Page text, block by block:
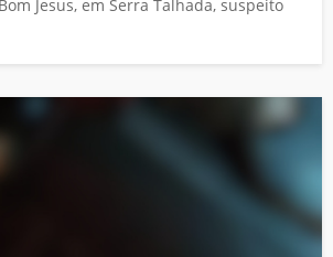
Jesus, em Serra Talhada, suspeito